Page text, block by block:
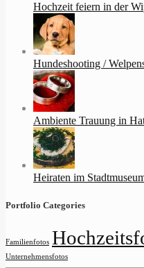
Hochzeit feiern in der
Hundeshooting /
Ambiente Trauung in
Heiraten im
Portfolio Categories
Familienfotos
Unternehmensfotos